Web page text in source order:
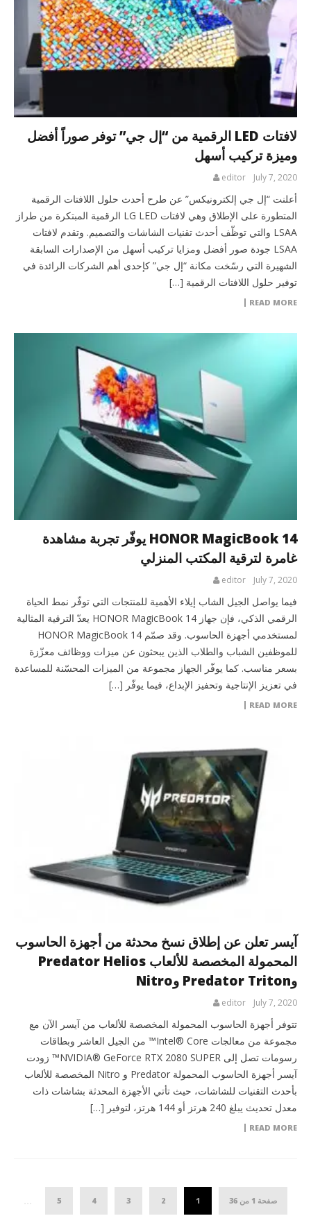
لافتات LED الرقمية من “إل جي” توفر صوراً أفضل
وميزة تركيب أسهل
July 7, 2020
editor
أعلنت “إل جي إلكترونيكس” عن طرح أحدث حلول اللافتات الرقمية
المتطورة على الإطلاق وهي لافتات LG LED الرقمية المبتكرة من طراز
LSAA والتي توظّف أحدث تقنيات الشاشات والتصميم. وتقدم لافتات
LSAA جودة صور أفضل ومزايا تركيب أسهل من الإصدارات السابقة
الشهيرة التي رسّخت مكانة “إل جي” كإحدى أهم الشركات الرائدة في
توفير حلول اللافتات الرقمية […]
READ MORE
HONOR MagicBook 14 يوفّر تجربة مشاهدة
غامرة لترقية المكتب المنزلي
July 7, 2020
editor
فيما يواصل الجيل الشاب إيلاء الأهمية للمنتجات التي توفّر نمط الحياة
الرقمي الذكي، فإن جهاز HONOR MagicBook 14 يعدّ الترقية المثالية
لمستخدمي أجهزة الحاسوب. وقد صمّم HONOR MagicBook 14
للموظفين الشباب والطلاب الذين يبحثون عن ميزات ووظائف معزّزة
بسعر مناسب. كما يوفّر الجهاز مجموعة من الميزات المحسّنة للمساعدة
في تعزيز الإنتاجية وتحفيز الإبداع، فيما يوفّر […]
READ MORE
آيسر تعلن عن إطلاق نسخ محدثة من أجهزة الحاسوب
المحمولة المخصصة للألعاب Predator Helios
وPredator Triton وNitro
July 7, 2020
editor
تتوفر أجهزة الحاسوب المحمولة المخصصة للألعاب من آيسر الآن مع
مجموعة من معالجات Intel® Core™ من الجيل العاشر وبطاقات
رسومات تصل إلى NVIDIA® GeForce RTX 2080 SUPER™ زودت
آيسر أجهزة الحاسوب المحمولة Predator و Nitro المخصصة للألعاب
بأحدث التقنيات للشاشات، حيث تأتي الأجهزة المحدثة بشاشات ذات
معدل تحديث يبلغ 240 هرتز أو 144 هرتز، لتوفير […]
READ MORE
صفحة 1 من 36 1
2
3
4
5